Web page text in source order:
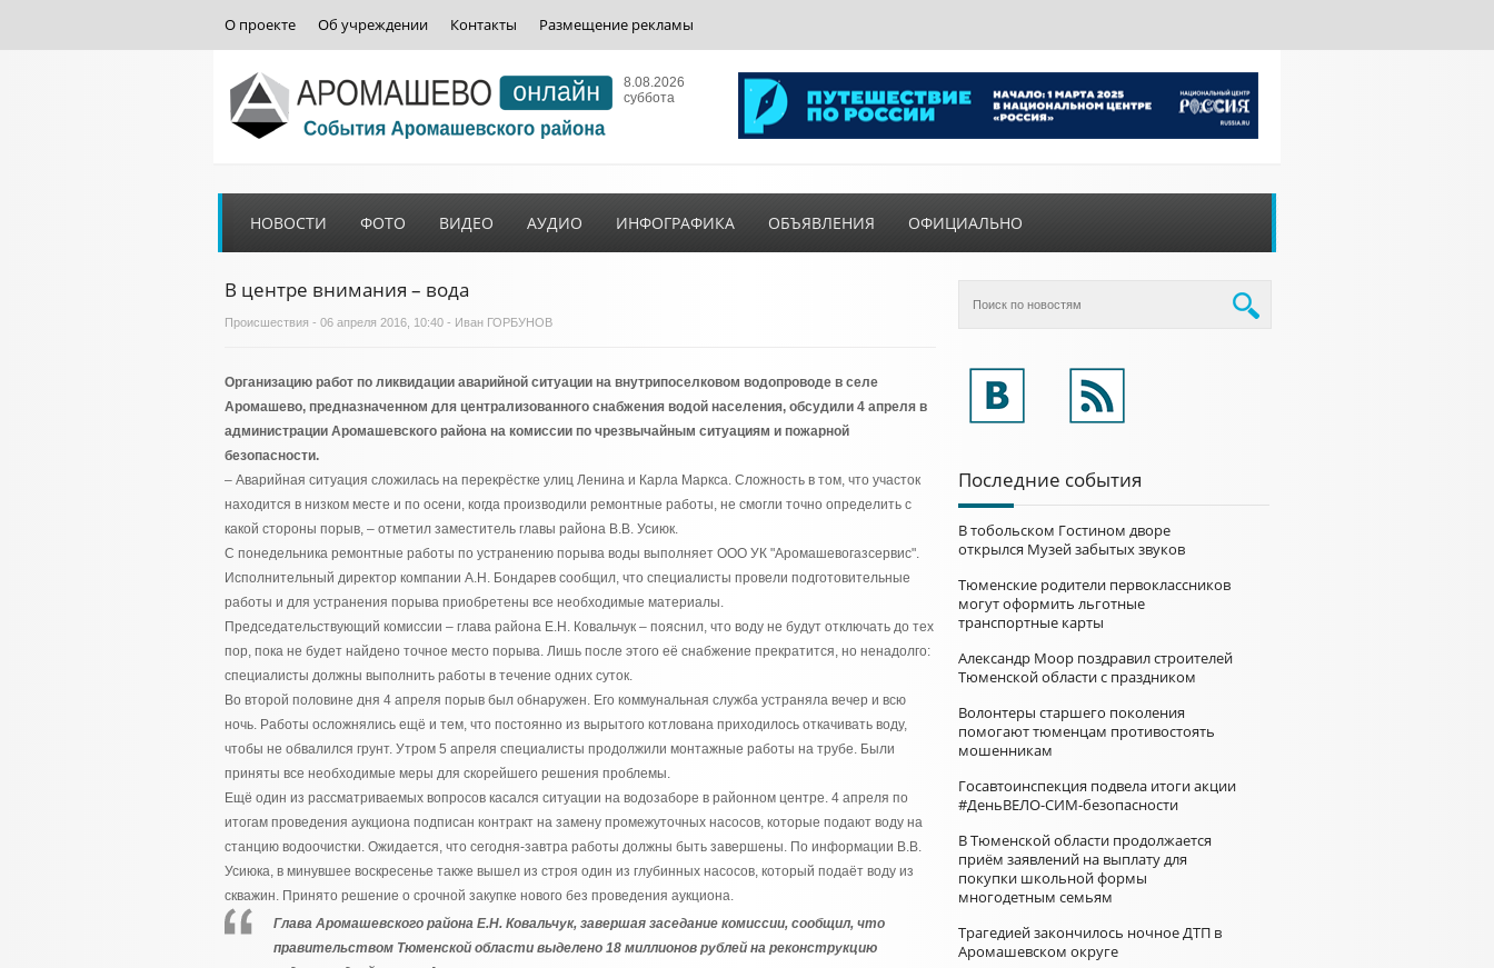
О проекте Об учреждении Контакты Размещение рекламы
8.08.2026
суббота
НОВОСТИ ФОТО ВИДЕО АУДИО ИНФОГРАФИКА ОБЪЯВЛЕНИЯ ОФИЦИАЛЬНО
В центре внимания – вода
Происшествия - 06 апреля 2016, 10:40 - Иван ГОРБУНОВ
Организацию работ по ликвидации аварийной ситуации на внутрипоселковом водопроводе в селе
Аромашево, предназначенном для централизованного снабжения водой населения, обсудили 4 апреля в
администрации Аромашевского района на комиссии по чрезвычайным ситуациям и пожарной
безопасности.
– Аварийная ситуация сложилась на перекрёстке улиц Ленина и Карла Маркса. Сложность в том, что участок
находится в низком месте и по осени, когда производили ремонтные работы, не смогли точно определить с
какой стороны порыв, – отметил заместитель главы района В.В. Усиюк.
С понедельника ремонтные работы по устранению порыва воды выполняет ООО УК "Аромашевогазсервис".
Исполнительный директор компании А.Н. Бондарев сообщил, что специалисты провели подготовительные
работы и для устранения порыва приобретены все необходимые материалы.
Председательствующий комиссии – глава района Е.Н. Ковальчук – пояснил, что воду не будут отключать до тех
пор, пока не будет найдено точное место порыва. Лишь после этого её снабжение прекратится, но ненадолго:
специалисты должны выполнить работы в течение одних суток.
Во второй половине дня 4 апреля порыв был обнаружен. Его коммунальная служба устраняла вечер и всю
ночь. Работы осложнялись ещё и тем, что постоянно из вырытого котлована приходилось откачивать воду,
чтобы не обвалился грунт. Утром 5 апреля специалисты продолжили монтажные работы на трубе. Были
приняты все необходимые меры для скорейшего решения проблемы.
Ещё один из рассматриваемых вопросов касался ситуации на водозаборе в районном центре. 4 апреля по
итогам проведения аукциона подписан контракт на замену промежуточных насосов, которые подают воду на
станцию водоочистки. Ожидается, что сегодня-завтра работы должны быть завершены. По информации В.В.
Усиюка, в минувшее воскресенье также вышел из строя один из глубинных насосов, который подаёт воду из
скважин. Принято решение о срочной закупке нового без проведения аукциона.
Глава Аромашевского района Е.Н. Ковальчук, завершая заседание комиссии, сообщил, что
правительством Тюменской области выделено 18 миллионов рублей на реконструкцию
Последние события
В тобольском Гостином дворе
открылся Музей забытых звуков
Тюменские родители первоклассников
могут оформить льготные
транспортные карты
Александр Моор поздравил строителей
Тюменской области с праздником
Волонтеры старшего поколения
помогают тюменцам противостоять
мошенникам
Госавтоинспекция подвела итоги акции
#ДеньВЕЛО-СИМ-безопасности
В Тюменской области продолжается
приём заявлений на выплату для
покупки школьной формы
многодетным семьям
Трагедией закончилось ночное ДТП в
Аромашевском округе